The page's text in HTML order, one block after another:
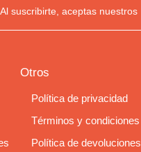
Al suscribirte, aceptas nuestros
Otros
Política de privacidad
Términos y condiciones
Política de devoluciones